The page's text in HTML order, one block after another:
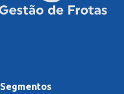
Segmentos